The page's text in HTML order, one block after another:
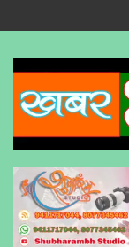
to
content